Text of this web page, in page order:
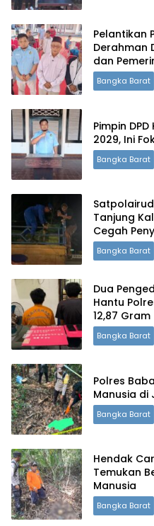
Pelantikan
Derahman
dan
Bangka Barat
Pimpin
2029, Ini
Bangka Barat
Tanjung
Cegah
Bangka Barat
Dua
Hantu
12,87 Gram
Bangka Barat
Polres
Manusia di
Bangka Barat
Hendak
Temukan
Manusia
Bangka Barat